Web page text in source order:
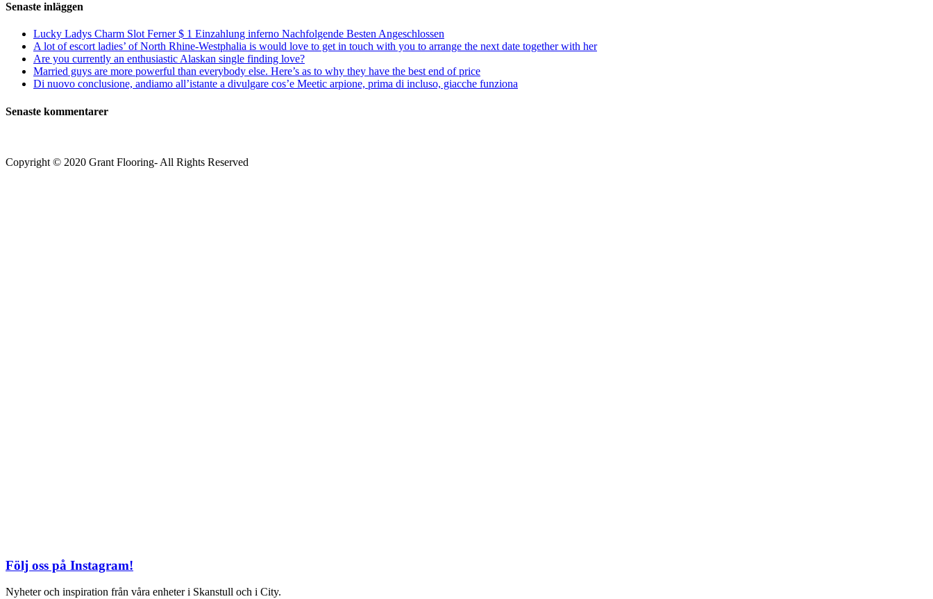
Senaste inläggen
Lucky Ladys Charm Slot Ferner $ 1 Einzahlung inferno Nachfolgende Besten Angeschlossen
A lot of escort ladies’ of North Rhine-Westphalia is would love to get in touch with you to arrange the next date together with her
Are you currently an enthusiastic Alaskan single finding love?
Married guys are more powerful than everybody else. Here’s as to why they have the best end of price
Di nuovo conclusione, andiamo all’istante a divulgare cos’e Meetic arpione, prima di incluso, giacche funziona
Senaste kommentarer
Copyright © 2020 Grant Flooring- All Rights Reserved
Följ oss på Instagram!
Nyheter och inspiration från våra enheter i Skanstull och i City.